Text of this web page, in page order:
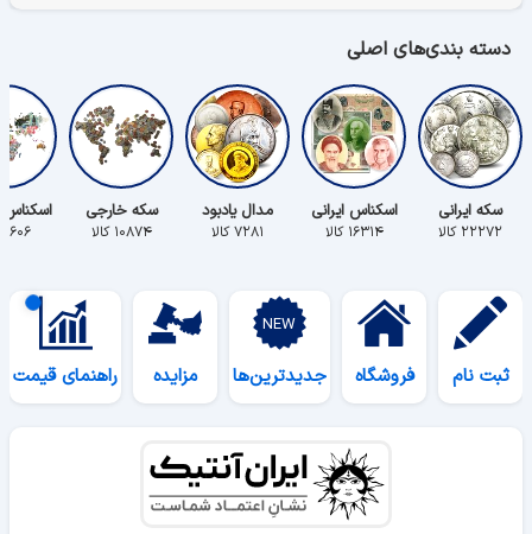
دسته بندی‌های اصلی
سکه ایرانی
۲۲۲۷۲ کالا
اسکناس ایرانی
۱۶۳۱۴ کالا
مدال یادبود
۷۲۸۱ کالا
سکه خارجی
۱۰۸۷۴ کالا ۵۶۰۶ کالا
ثبت نام فروشگاه جدیدترین‌ها مزایده راهنمای قیمت